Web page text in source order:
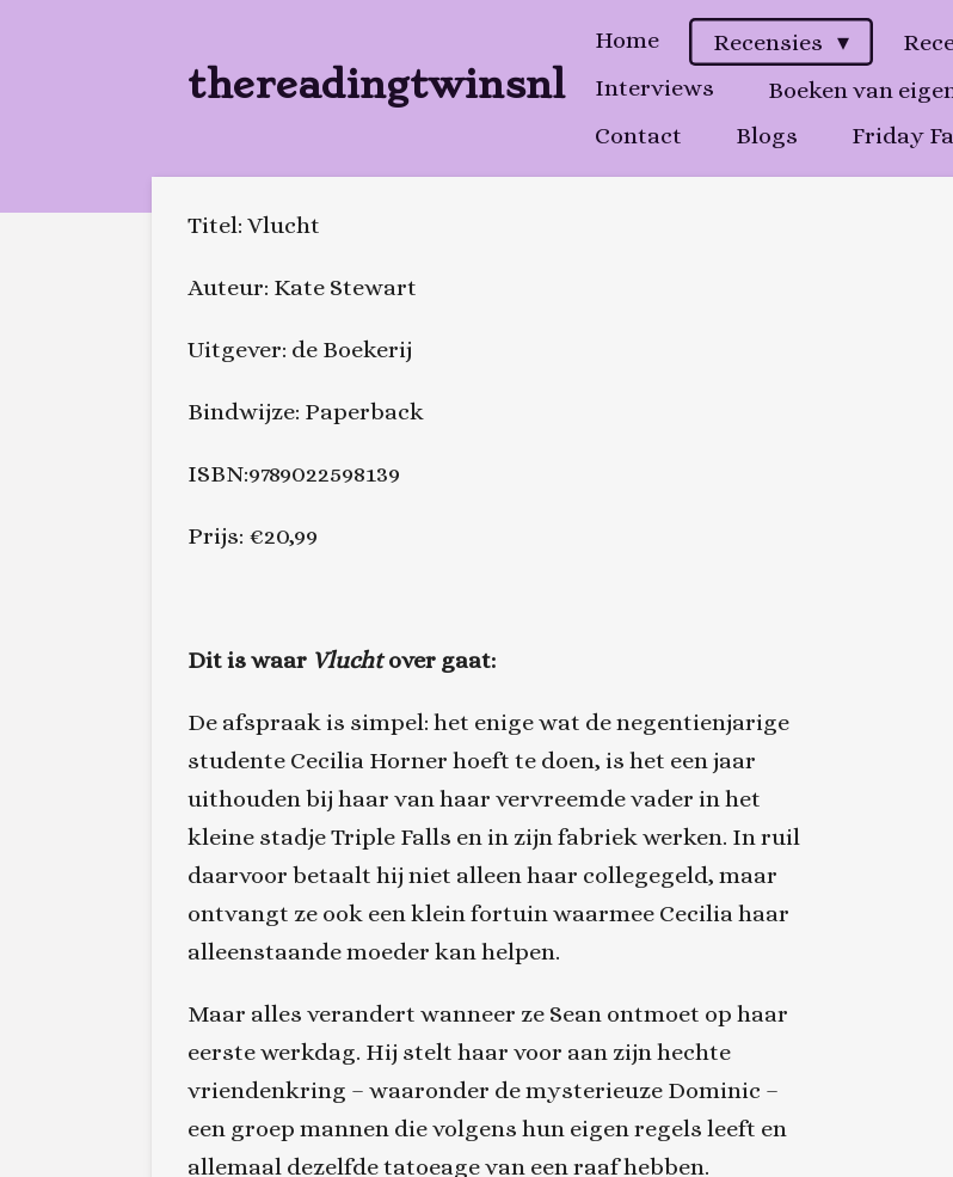
hoofdinhoud
thereadingtwinsnl
Home Recensies
Interviews
Boeken van
Contact
Blogs Friday
Titel: Vlucht
Auteur: Kate Stewart
Uitgever: de Boekerij
Bindwijze: Paperback
ISBN:9789022598139
Prijs: €20,99
Dit is waar Vluchtover gaat:
De afspraak is simpel: het enige wat de negentienjarige
studente Cecilia Horner hoeft te doen, is het een jaar
uithouden bij haar van haar vervreemde vader in het
kleine stadje Triple Falls en in zijn fabriek werken. In ruil
daarvoor betaalt hij niet alleen haar collegegeld, maar
ontvangt ze ook een klein fortuin waarmee Cecilia haar
alleenstaande moeder kan helpen.
Maar alles verandert wanneer ze Sean ontmoet op haar
eerste werkdag. Hij stelt haar voor aan zijn hechte
vriendenkring – waaronder de mysterieuze Dominic –
een groep mannen die volgens hun eigen regels leeft en
allemaal dezelfde tatoeage van een raaf hebben.